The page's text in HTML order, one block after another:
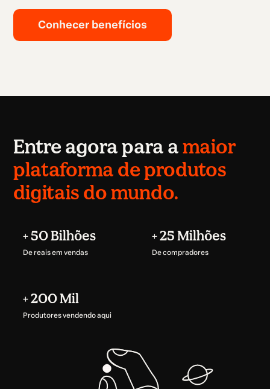
Conhecer benefícios
Entre agora para amaior
plataforma de produtos
digitais do mundo.
+ 50 Bilhões
De reais em vendas
+ 25 Milhões
De compradores
+ 200 Mil
Produtores vendendo aqui